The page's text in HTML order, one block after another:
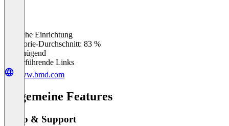
Einfache Einrichtung
Kategorie-Durchschnitt: 83 %
Ungenügend
Weiterführende Links
www.bmd.com
Allgemeine Features
Setup & Support